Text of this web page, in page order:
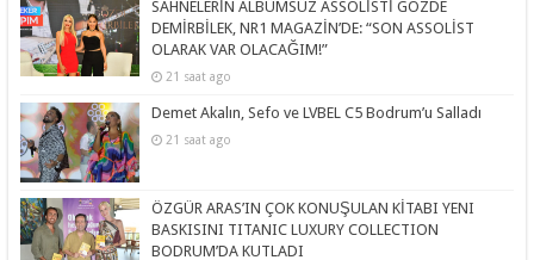
SAHNELERİN ALBÜMSÜZ ASSOLİSTİ GÖZDE
DEMİRBİLEK, NR1 MAGAZİN’DE: “SON ASSOLİST
OLARAK VAR OLACAĞIM!”
21 saat ago
Demet Akalın, Sefo ve LVBEL C5 Bodrum’u Salladı
21 saat ago
ÖZGÜR ARAS’IN ÇOK KONUŞULAN KİTABI YENI
BASKISINI TITANIC LUXURY COLLECTION
BODRUM’DA KUTLADI